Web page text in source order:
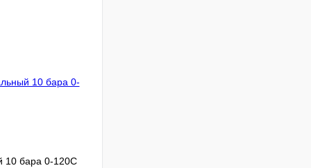
10 бара 0-120С